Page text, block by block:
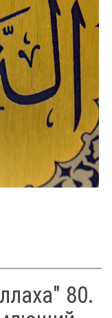
80.